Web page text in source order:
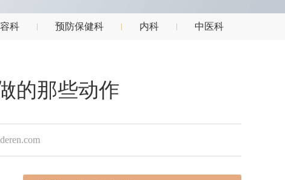
科 预防保健科 内科 中医科
的那些动作